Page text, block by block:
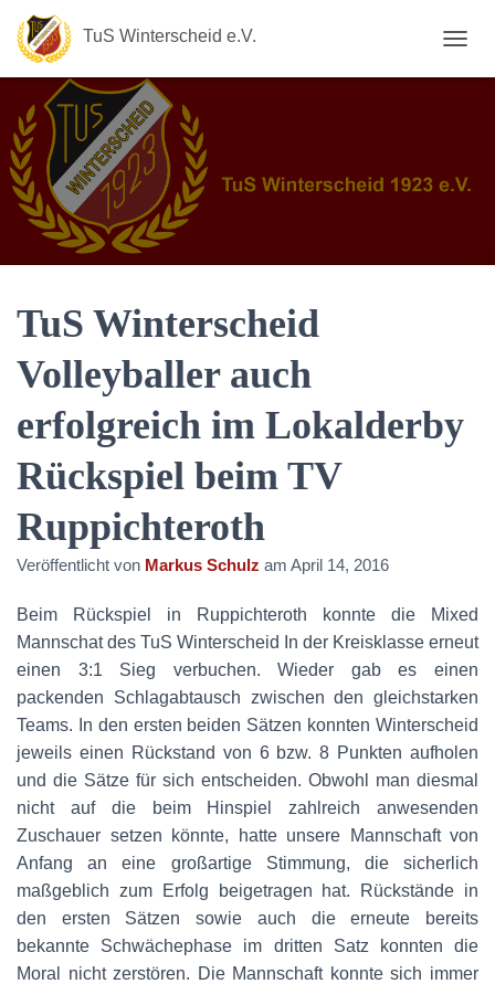
TuS Winterscheid e.V.
A
T
U
E
TuS Winterscheid
Volleyballer auch
erfolgreich im Lokalderby
Rückspiel beim TV
Ruppichteroth
Veröffentlicht von Markus Schulz am April 14, 2016
Beim Rückspiel in Ruppichteroth konnte die Mixed
Mannschat des TuS Winterscheid In der Kreisklasse erneut
einen 3:1 Sieg verbuchen. Wieder gab es einen
packenden Schlagabtausch zwischen den gleichstarken
Teams. In den ersten beiden Sätzen konnten Winterscheid
jeweils einen Rückstand von 6 bzw. 8 Punkten aufholen
und die Sätze für sich entscheiden. Obwohl man diesmal
nicht auf die beim Hinspiel zahlreich anwesenden
Zuschauer setzen könnte, hatte unsere Mannschaft von
Anfang an eine großartige Stimmung, die sicherlich
maßgeblich zum Erfolg beigetragen hat. Rückstände in
den ersten Sätzen sowie auch die erneute bereits
bekannte Schwächephase im dritten Satz konnten die
Moral nicht zerstören. Die Mannschaft konnte sich immer